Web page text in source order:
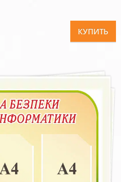
КУПИТЬ